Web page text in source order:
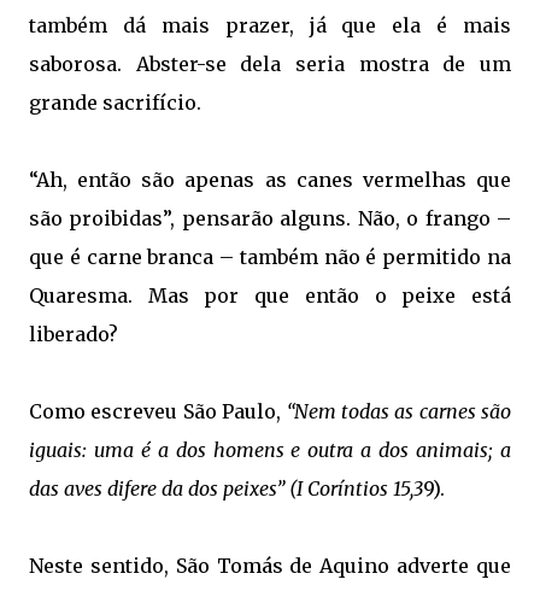
também dá mais prazer, já que ela é mais
saborosa. Abster-se dela seria mostra de um
grande sacrifício.
“Ah, então são apenas as canes vermelhas que
são proibidas”, pensarão alguns. Não, o frango –
que é carne branca – também não é permitido na
Quaresma. Mas por que então o peixe está
liberado?
Como escreveu São Paulo, “Nem todas as carnes são
iguais: uma é a dos homens e outra a dos animais; a
das aves difere da dos peixes” (I Coríntios 15,39).
Neste sentido, São Tomás de Aquino adverte que